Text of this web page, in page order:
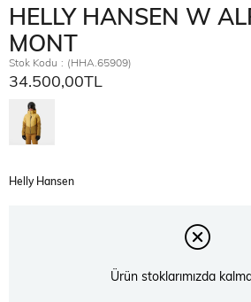
HELLY HANSEN W
MONT
Stok Kodu (HHA.65909)
34.500,00TL
Helly Hansen
Ürün stoklarımızda